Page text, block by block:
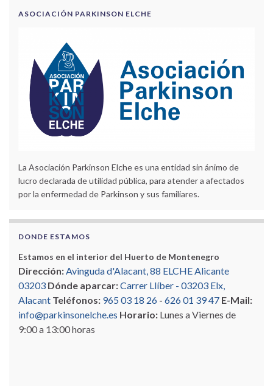
ASOCIACIÓN PARKINSON ELCHE
La Asociación Parkinson Elche es una entidad sin ánimo de
lucro declarada de utilidad pública, para atender a afectados
por la enfermedad de Parkinson y sus familiares.
DONDE ESTAMOS
Estamos en el interior del Huerto de Montenegro
Dirección: Avinguda d'Alacant, 88 ELCHE Alicante
03203 Dónde aparcar:Carrer Llíber - 03203 Elx,
Alacant Teléfonos: 965 03 18 26 - 626 01 39 47 E-Mail:
info@parkinsonelche.es Horario: Lunes a Viernes de
9:00 a 13:00 horas